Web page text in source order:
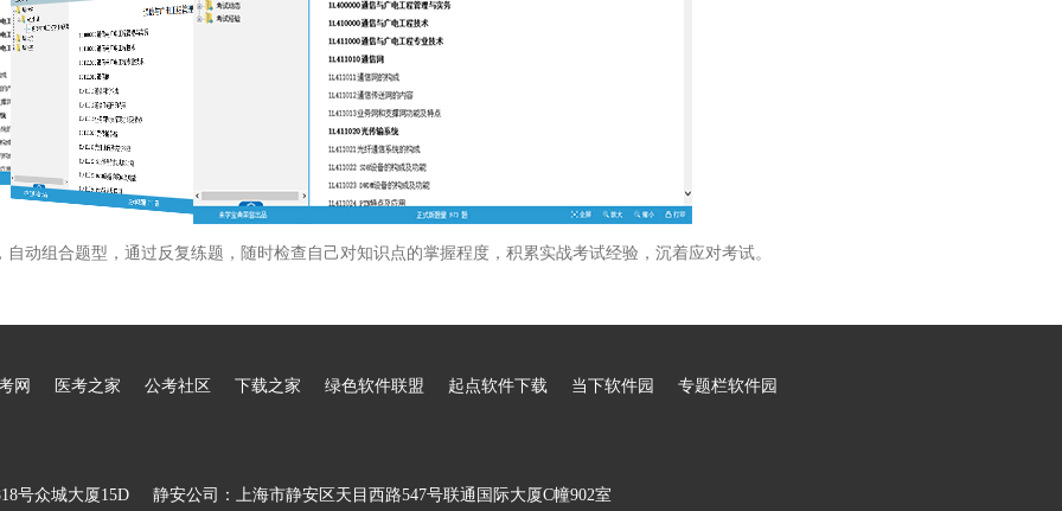
动组合题型，通过反复练题，随时检查自己对知识点的掌握程度，积累实战考试经验，沉着应对考试。
网 医考之家 公考社区 下载之家 绿色软件联盟 起点软件下载 当下软件园 专题栏软件园
号众城大厦15D 静安公司：上海市静安区天目西路547号联通国际大厦C幢902室